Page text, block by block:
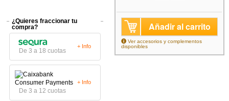
¿Quieres fraccionar tu
compra?
De 3 a 18 cuotas
+ Info
De 3 a 12 cuotas
+ Info
Añadir al carrito
Ver accesorios y complementos
disponibles